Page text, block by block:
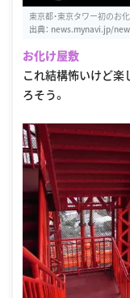
東京都・東京タワー初のお
出典： news.mynavi.jp/
お化け屋敷
これ結構怖いけど楽
ろそう。